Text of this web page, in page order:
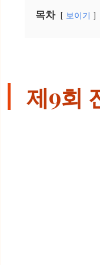
목차 보이기
제9회